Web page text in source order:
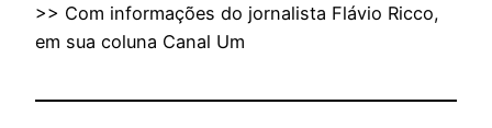
>> Com informações do jornalista Flávio Ricco,
em sua coluna Canal Um